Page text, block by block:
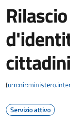
(
Servizio attivo